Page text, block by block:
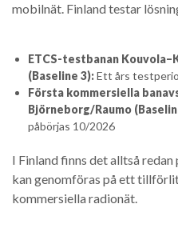
mobilnät. Finland testar
ETCS-testbanan
(Baseline 3):Ett års
Första kommersiella
Björneborg/Raumo
påbörjas 10/2026
I Finland finns det alltså
kan genomföras på ett
kommersiella radionät.